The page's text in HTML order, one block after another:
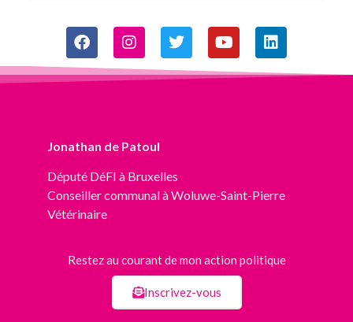
Jonathan de Patoul
Député DéFI à Bruxelles
Conseiller communal à Woluwe-Saint-Pierre
Vétérinaire
Restez au courant de mon action politique
Inscrivez-vous